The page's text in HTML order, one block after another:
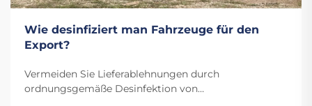
Wie desinfiziert man Fahrzeuge für den
Export?
Vermeiden Sie Lieferablehnungen durch
ordnungsgemäße Desinfektion von